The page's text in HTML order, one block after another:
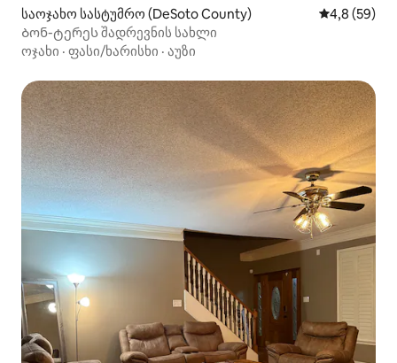
საოჯახო სასტუმრო (DeSoto County) საშუალო
4,8 (59)
Ბონ-ტერეს შადრევნის სახლი
ოჯახი · ფასი/ხარისხი · აუზი